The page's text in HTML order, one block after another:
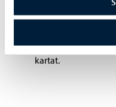
Kartta.porvoo.fi:
kartat.